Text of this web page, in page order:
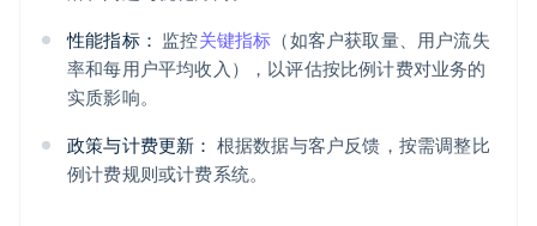
性能指标： 监控关键指标 （如客户获取量、用户流失
率和每用户平均收入），以评估按比例计费对业务的
实质影响。
政策与计费更新： 根据数据与客户反馈，按需调整比
例计费规则或计费系统。